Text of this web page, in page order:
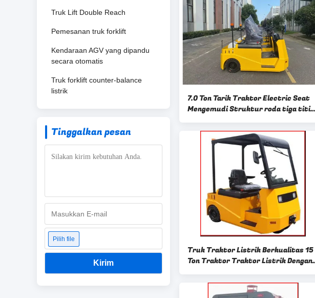
Truk Lift Double Reach
Pemesanan truk forklift
Kendaraan AGV yang dipandu
secara otomatis
Truk forklift counter-balance
listrik
Tinggalkan pesan
Pilih file
Kirim
7.0 Ton Tarik Traktor Electric Seat
Mengemudi Struktur roda tiga titik
Truk Traktor Listrik Berkualitas 15
Ton Traktor Traktor Listrik Dengan